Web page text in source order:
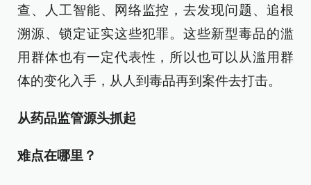
查、人工智能、网络监控，去发现问题、追根
溯源、锁定证实这些犯罪。这些新型毒品的滥
用群体也有一定代表性，所以也可以从滥用群
体的变化入手，从人到毒品再到案件去打击。
从药品监管源头抓起
难点在哪里？